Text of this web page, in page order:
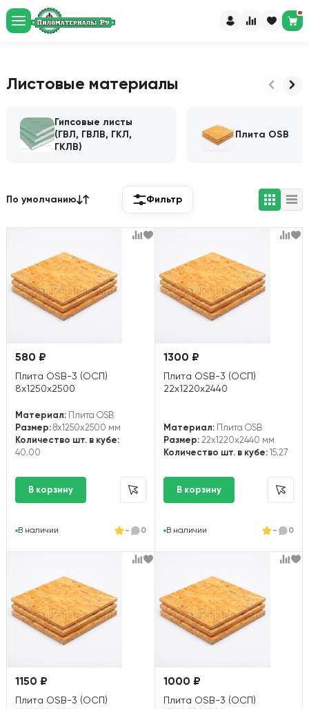
Рассчитайте пиломатериалы
и доставку за 60 секунд
Листовые материалы
Гипсовые листы
(ГВЛ, ГВЛВ, ГКЛ,
ГКЛВ)
Плита OSB
По умолчанию Фильтр
580 ₽
Плита OSB-3 (ОСП)
8х1250х2500
Материал: Плита OSB
Размер: 8x1250x2500 мм
Количество шт. в кубе:
40.00
В наличии - 0
1300 ₽
Плита OSB-3 (ОСП)
22х1220х2440
Материал:Плита OSB
Размер:22x1220x2440 мм
Количество шт. в кубе:15.27
В наличии - 0
1150 ₽
Плита OSB-3 (ОСП)
1000 ₽
Плита OSB-3 (ОСП)